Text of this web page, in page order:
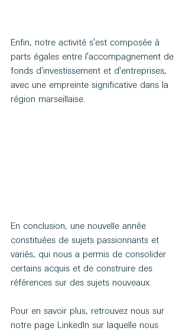
Enfin, notre activité s'est composée à
parts égales entre l'accompagnement de
fonds d'investissement et d'entreprises,
avec une empreinte significative dans la
région marseillaise.
En conclusion, une nouvelle année
constituées de sujets passionnants et
variés, qui nous a permis de consolider
certains acquis et de construire des
références sur des sujets nouveaux.
Pour en savoir plus, retrouvez nous sur
notre page LinkedIn sur laquelle nous